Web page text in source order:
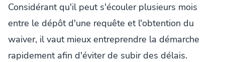
Considérant qu'il peut s'écouler plusieurs mois
entre le dépôt d'une requête et l'obtention du
waiver, il vaut mieux entreprendre la démarche
rapidement afin d'éviter de subir des délais.